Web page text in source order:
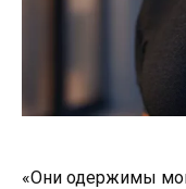
«Они одержимы